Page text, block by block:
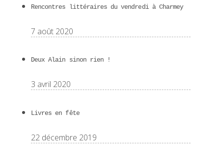
Rencontres littéraires du vendredi à Charmey
7 août 2020
Deux Alain sinon rien !
3 avril 2020
Livres en fête
22 décembre 2019